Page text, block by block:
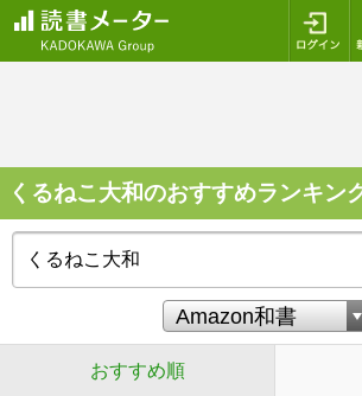
くるねこ大和のおすすめランキン
おすすめ順